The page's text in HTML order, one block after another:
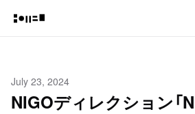
July 23, 2024
NIGOディレクション「